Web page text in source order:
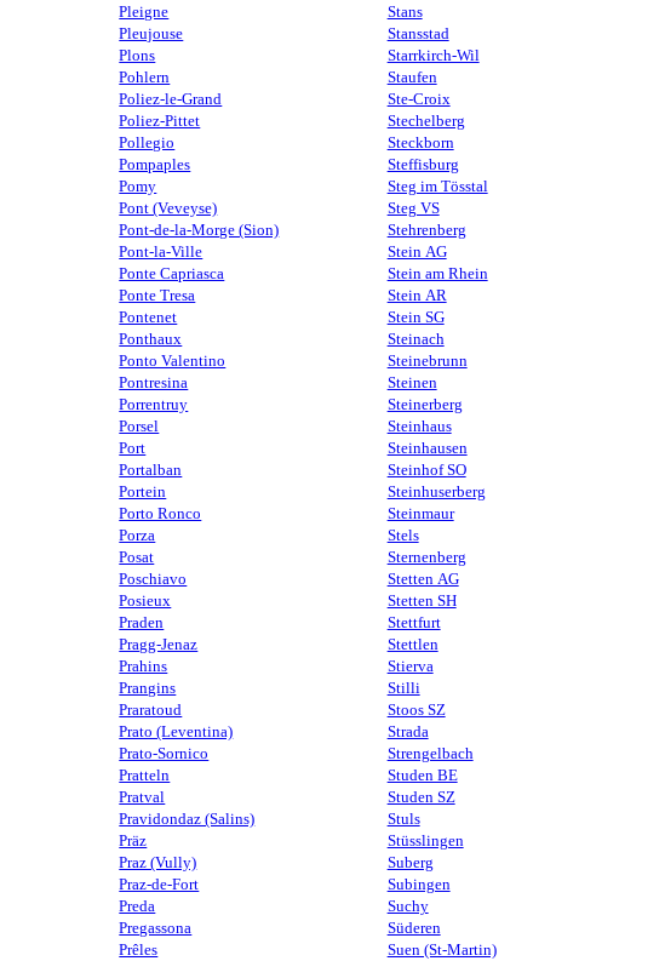
Pleigne
Pleujouse
Plons
Pohlern
Poliez-le-Grand
Poliez-Pittet
Pollegio
Pompaples
Pomy
Pont (Veveyse)
Pont-de-la-Morge (Sion)
Pont-la-Ville
Ponte Capriasca
Ponte Tresa
Pontenet
Ponthaux
Ponto Valentino
Pontresina
Porrentruy
Porsel
Port
Portalban
Portein
Porto Ronco
Porza
Posat
Poschiavo
Posieux
Praden
Pragg-Jenaz
Prahins
Prangins
Praratoud
Prato (Leventina)
Prato-Sornico
Pratteln
Pratval
Pravidondaz (Salins)
Präz
Praz (Vully)
Praz-de-Fort
Preda
Pregassona
Prêles
Stans
Stansstad
Starrkirch-Wil
Staufen
Ste-Croix
Stechelberg
Steckborn
Steffisburg
Steg im Tösstal
Steg VS
Stehrenberg
Stein AG
Stein am Rhein
Stein AR
Stein SG
Steinach
Steinebrunn
Steinen
Steinerberg
Steinhaus
Steinhausen
Steinhof SO
Steinhuserberg
Steinmaur
Stels
Sternenberg
Stetten AG
Stetten SH
Stettfurt
Stettlen
Stierva
Stilli
Stoos SZ
Strada
Strengelbach
Studen BE
Studen SZ
Stuls
Stüsslingen
Suberg
Subingen
Suchy
Süderen
Suen (St-Martin)